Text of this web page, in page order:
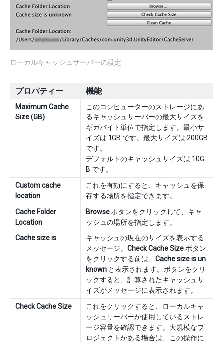
ローカルキャッシュサーバーの設定
プロパティー 機能
Maximum Cache
Size (GB)
このコンピューターのストレージにあ
るキャッシュサーバーの最大サイズを
ギガバイト単位で指定します。最小サ
イズは 1GB です。最大サイズは 200GB
です。
デフォルトのキャッシュサイズは 10G
B です。
Custom cache
location
これを有効にすると、キャッシュを保
存する場所を指定できます。
Cache Folder
Location
Browse ボタンをクリックして、キャ
ッシュの場所を指定します。
Cache size is
キャッシュの現在のサイズを表示する
メッセージ。 Check Cache Size ボタン
をクリックする前は、 Cache size is un
known と表示されます。ボタンをクリ
ックすると、計算されたキャッシュサ
イズがメッセージに表示されます。
Check Cache Size
これをクリックすると、ローカルキャ
ッシュサーバーが使用しているストレ
ージ容量を確認できます。大規模なプ
ロジェクトがある場合は、この操作に